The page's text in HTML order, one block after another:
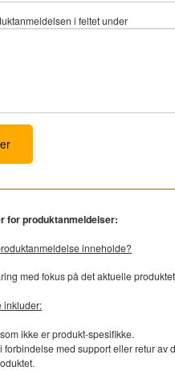
i feltet under
for produktanmeldelser:
inneholde?
med fokus på det aktuelle
inkluder:
ikke er produkt-spesifikke.
forbindelse med support eller retur av